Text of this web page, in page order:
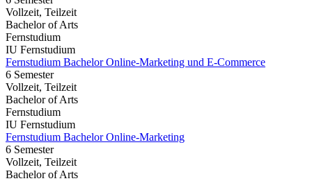
Vollzeit, Teilzeit
Bachelor of Arts
Fernstudium
IU Fernstudium
Fernstudium Bachelor Online-Marketing und E-Commerce
6 Semester
Vollzeit, Teilzeit
Bachelor of Arts
Fernstudium
IU Fernstudium
Fernstudium Bachelor Online-Marketing
6 Semester
Vollzeit, Teilzeit
Bachelor of Arts